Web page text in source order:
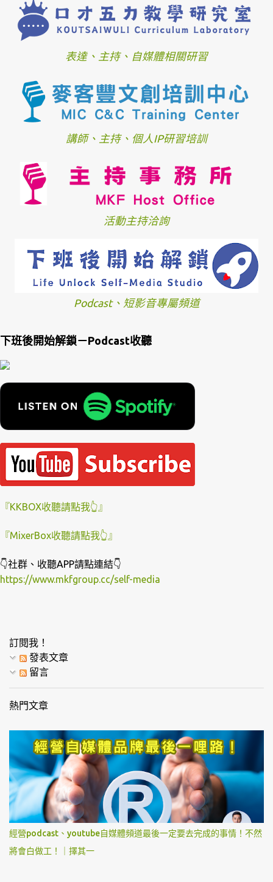
表達、主持、自媒體相關研習
講師、主持、個人IP研習培訓
活動主持洽詢
Podcast、短影音專屬頻道
下班後開始解鎖－Podcast收聽
『KKBOX收聽請點我👆』
『MixerBox收聽請點我👆』
👇社群、收聽APP請點連結👇
https://www.mkfgroup.cc/self-media
訂閱我！
發表文章
留言
熱門文章
經營podcast、youtube自媒體頻道最後一定要去完成的事情！不然
將會白做工！｜擇其一